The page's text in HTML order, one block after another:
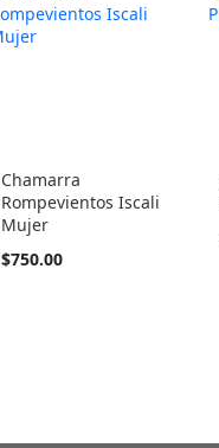
Chamarra
Rompevientos Iscali
Mujer
Tan
$750.00